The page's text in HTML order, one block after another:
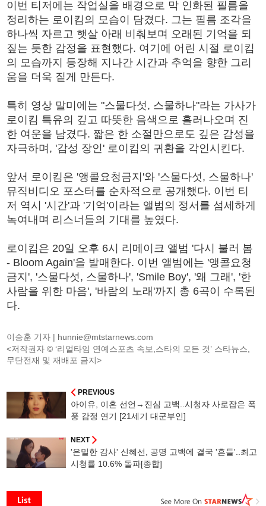
이번 티저에는 작업실을 배경으로 막 인화된 필름을
정리하는 로이킴의 모습이 담겼다. 그는 필름 조각을
하나씩 자르고 햇살 아래 비춰보며 오래된 기억을 되
짚는 듯한 감정을 표현했다. 여기에 어린 시절 로이킴
의 모습까지 등장해 지나간 시간과 추억을 향한 그리
움을 더욱 짙게 만든다.
특히 영상 말미에는 "스물다섯, 스물하나"라는 가사가
로이킴 특유의 깊고 따뜻한 음색으로 흘러나오며 진
한 여운을 남겼다. 짧은 한 소절만으로도 깊은 감성을
자극하며, '감성 장인' 로이킴의 귀환을 각인시킨다.
앞서 로이킴은 '앵콜요청금지'와 '스물다섯, 스물하나'
뮤직비디오 포스터를 순차적으로 공개했다. 이번 티
저 역시 '시간'과 '기억'이라는 앨범의 정서를 섬세하게
녹여내며 리스너들의 기대를 높였다.
로이킴은 20일 오후 6시 리메이크 앨범 '다시 불러 봄
- Bloom Again'을 발매한다. 이번 앨범에는 '앵콜요청
금지', '스물다섯, 스물하나', 'Smile Boy', '왜 그래', '한
사람을 위한 마음', '바람의 노래'까지 총 6곡이 수록된
다.
이승훈 기자 | hunnie@mtstarnews.com
<저작권자 © ‘리얼타임 연예스포츠 속보,스타의 모든 것’ 스타뉴스,
무단전재 및 재배포 금지>
PREVIOUS
아이유, 이혼 선언→진심 고백..시청자 사로잡은 폭
풍 감정 연기 [21세기 대군부인]
NEXT
'은밀한 감사' 신혜선, 공명 고백에 결국 '흔들'..최고
시청률 10.6% 돌파[종합]